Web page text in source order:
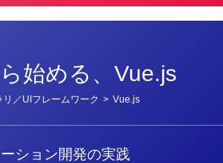
始める、Vue.js
リ／UIフレームワーク > Vue.js
ション開発の実践